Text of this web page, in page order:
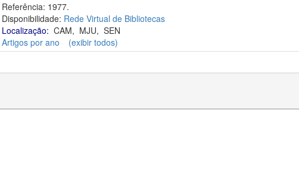
Referência: 1977.
Disponibilidade: Rede Virtual de Bibliotecas
Localização: CAM, MJU, SEN
Artigos por ano
(exibir todos)